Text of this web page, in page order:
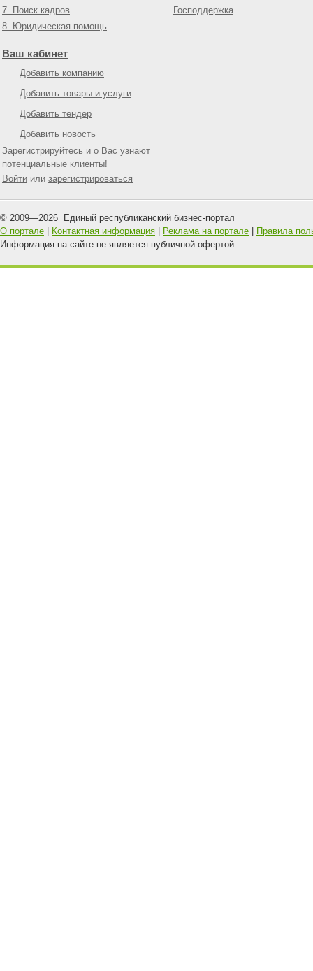
7. Поиск кадров
8. Юридическая помощь
Господдержка
Ваш кабинет
Добавить компанию
Добавить товары и услуги
Добавить тендер
Добавить новость
Зарегистрируйтесь и о Вас узнают
потенциальные клиенты!
Войти или зарегистрироваться
© 2009—2026 Единый республиканский бизнес-портал
О портале
Контактная информация Реклама на портале
Правила
Информация на сайте не является публичной офертой